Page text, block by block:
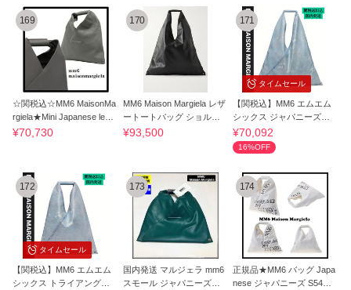
169
☆関税込☆MM6 MaisonMa
rgiela★Mini Japanese leath
er tote bag
¥70,730
170
MM6 Maison Margiela レザ
ートートバッグ ショルダ
ーバッグ
¥93,500
タイムセール
171
【関税込】MM6 エムエム
シックス ジャパニーズバ
ッグ
¥70,092
16%OFF
タイムセール
172
【関税込】MM6 エムエム
シックス トライアングル
173
国内発送 マルジェラ mm6
スモール ジャパニーズト
174
正規品★MM6 バッグ Japa
nese ジャパニーズ S54WD